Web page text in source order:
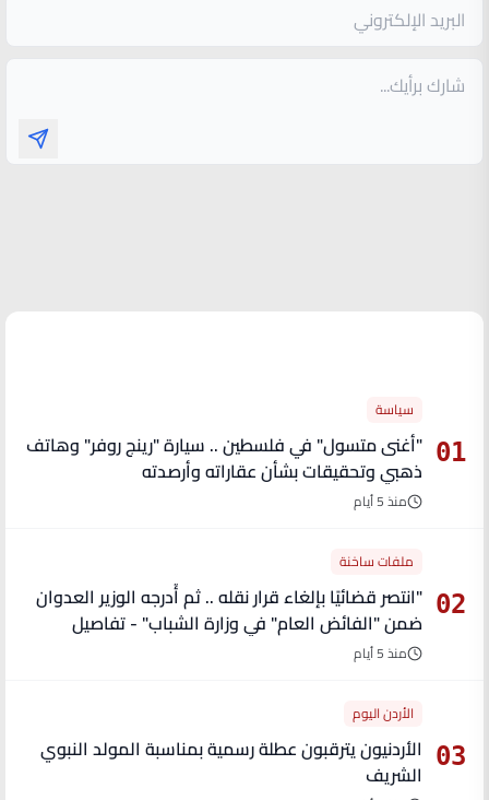
01
سياسة
"أغنى متسول" في فلسطين .. سيارة "رينج روفر" وهاتف
ذهبي وتحقيقات بشأن عقاراته وأرصدته
منذ 5 أيام
02
ملفات ساخنة
"انتصر قضائيًا بإلغاء قرار نقله .. ثم أُدرجه الوزير العدوان
ضمن "الفائض العام" في وزارة الشباب" - تفاصيل
منذ 5 أيام
03
الأردن اليوم
الأردنيون يترقبون عطلة رسمية بمناسبة المولد النبوي
الشريف